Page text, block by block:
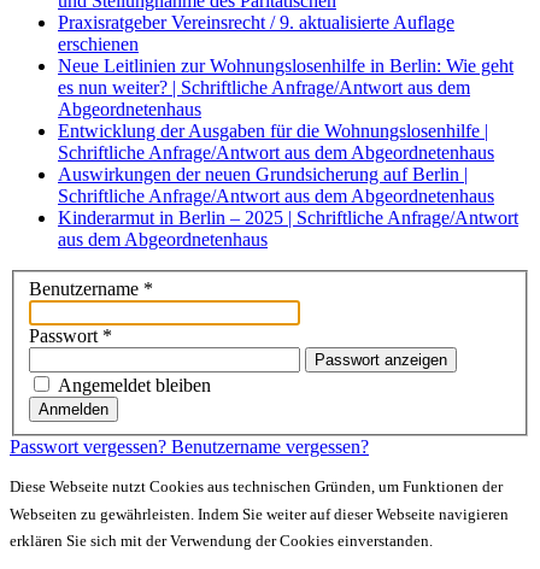
Praxisratgeber Vereinsrecht / 9. aktualisierte Auflage
erschienen
Neue Leitlinien zur Wohnungslosenhilfe in Berlin: Wie geht
es nun weiter? | Schriftliche Anfrage/Antwort aus dem
Abgeordnetenhaus
Entwicklung der Ausgaben für die Wohnungslosenhilfe |
Schriftliche Anfrage/Antwort aus dem Abgeordnetenhaus
Auswirkungen der neuen Grundsicherung auf Berlin |
Schriftliche Anfrage/Antwort aus dem Abgeordnetenhaus
Kinderarmut in Berlin – 2025 | Schriftliche Anfrage/Antwort
aus dem Abgeordnetenhaus
Benutzername *
Passwort *
Passwort anzeigen
Angemeldet bleiben
Anmelden
Passwort vergessen? Benutzername vergessen?
Diese Webseite nutzt Cookies aus technischen Gründen, um Funktionen der
Webseiten zu gewährleisten. Indem Sie weiter auf dieser Webseite navigieren
erklären Sie sich mit der Verwendung der Cookies einverstanden.